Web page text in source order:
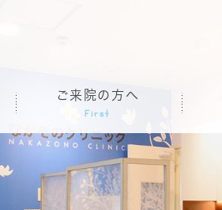
ご来院の方へ
First